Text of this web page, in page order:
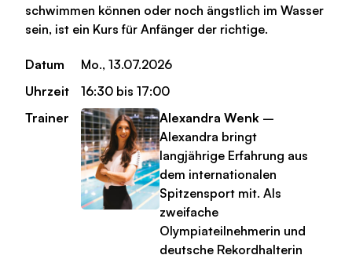
schwimmen können oder noch ängstlich im Wasser
sein, ist ein Kurs für Anfänger der richtige.
Datum
Mo., 13.07.2026
Uhrzeit
16:30 bis 17:00
Trainer
Alexandra Wenk –
Alexandra bringt
langjährige Erfahrung aus
dem internationalen
Spitzensport mit. Als
zweifache
Olympiateilnehmerin und
deutsche Rekordhalterin